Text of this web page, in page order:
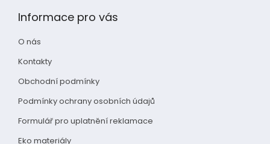
Informace pro vás
O nás
Kontakty
Obchodní podmínky
Podmínky ochrany osobních údajů
Formulář pro uplatnění reklamace
Eko materiály